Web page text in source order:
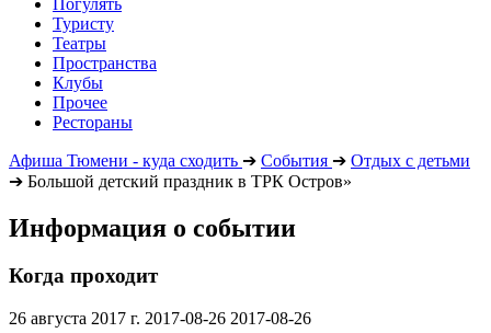
Туристу
Театры
Пространства
Клубы
Прочее
Рестораны
Афиша Тюмени - куда сходить ➔ События ➔ Отдых с детьми
➔ Большой детский праздник в ТРК Остров»
Информация о событии
Когда проходит
26 августа 2017 г. 2017-08-26 2017-08-26